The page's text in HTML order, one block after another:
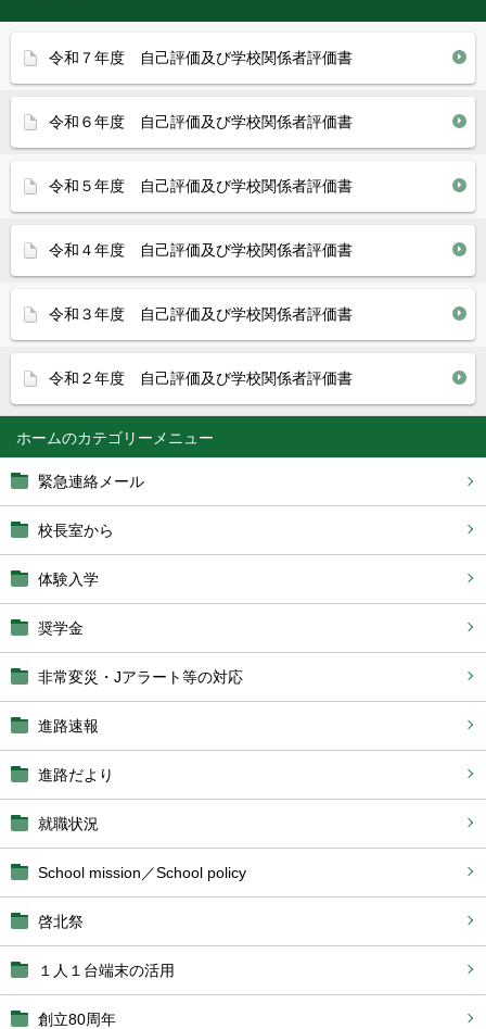
ホーム
緊急連絡メール
校長室から
体験入学
奨学金
非常変災・Jアラート等の対応
進路速報
進路だより
就職状況
School mission／School policy
啓北祭
１人１台端末の活用
創立80周年
令和７年度 自己評価及び学校関係者評価書
令和６年度 自己評価及び学校関係者評価書
令和５年度 自己評価及び学校関係者評価書
令和４年度 自己評価及び学校関係者評価書
令和３年度 自己評価及び学校関係者評価書
令和２年度 自己評価及び学校関係者評価書